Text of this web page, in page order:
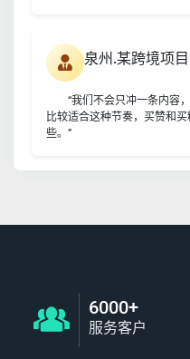
泉州.某跨境项目
“我们不会只冲一条内容
比较适合这种节奏，买赞和
些。”
6000+
服务客户